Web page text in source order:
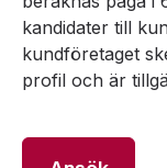
kandidater till
kundföretaget
profil och är